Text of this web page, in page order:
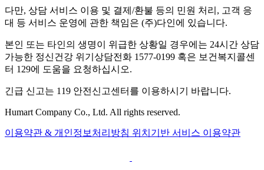
다만, 상담 서비스 이용 및 결제/환불 등의 민원 처리, 고객 응
대 등 서비스 운영에 관한 책임은 (주)다인에 있습니다.
본인 또는 타인의 생명이 위급한 상황일 경우에는 24시간 상담
가능한 정신건강 위기상담전화 1577-0199 혹은 보건복지콜센
터 129에 도움을 요청하십시오.
긴급 신고는 119 안전신고센터를 이용하시기 바랍니다.
Humart Company Co., Ltd. All rights reserved.
이용약관 & 개인정보처리방침 위치기반 서비스 이용약관